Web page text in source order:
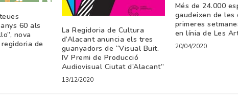
60 als
nova
de
La Regidoria de Cultura
d’Alacant anuncia els tres
guanyadors de “Visual Buit.
IV Premi de Producció
Audiovisual Ciutat d’Alacant”
13/12/2020
Més de 24.000
gaudeixen de les
primeres
en línia de Les
20/04/2020